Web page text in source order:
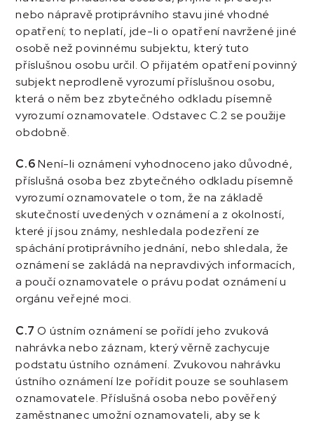
nebo nápravě protiprávního stavu jiné vhodné
opatření; to neplatí, jde-li o opatření navržené jiné
osobě než povinnému subjektu, který tuto
příslušnou osobu určil. O přijatém opatření povinný
subjekt neprodleně vyrozumí příslušnou osobu,
která o něm bez zbytečného odkladu písemně
vyrozumí oznamovatele. Odstavec C.2 se použije
obdobně.
C.6Není-li oznámení vyhodnoceno jako důvodné,
příslušná osoba bez zbytečného odkladu písemně
vyrozumí oznamovatele o tom, že na základě
skutečností uvedených v oznámení a z okolností,
které jí jsou známy, neshledala podezření ze
spáchání protiprávního jednání, nebo shledala, že
oznámení se zakládá na nepravdivých informacích,
a poučí oznamovatele o právu podat oznámení u
orgánu veřejné moci.
C.7O ústním oznámení se pořídí jeho zvuková
nahrávka nebo záznam, který věrně zachycuje
podstatu ústního oznámení. Zvukovou nahrávku
ústního oznámení lze pořídit pouze se souhlasem
oznamovatele. Příslušná osoba nebo pověřený
zaměstnanec umožní oznamovateli, aby se k